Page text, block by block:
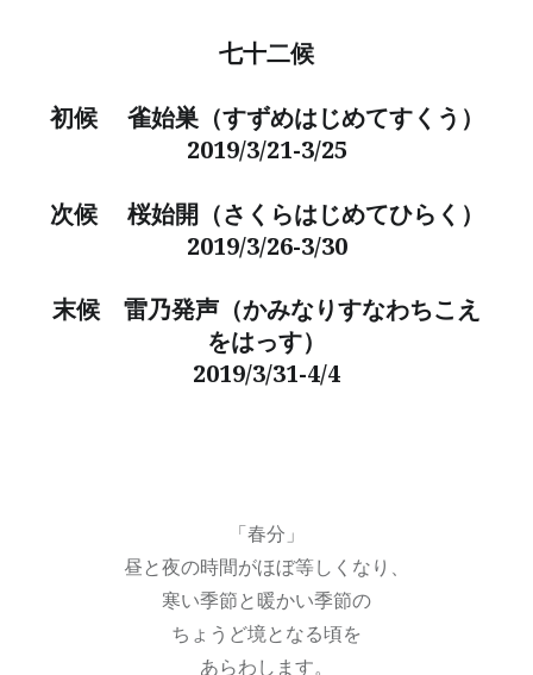
七十二候
初候 雀始巣（すずめはじめてすくう）
2019/3/21-3/25
次候 桜始開（さくらはじめてひらく）
2019/3/26-3/30
末候 雷乃発声（かみなりすなわちこえ
をはっす）
2019/3/31-4/4
「春分」
昼と夜の時間がほぼ等しくなり、
寒い季節と暖かい季節の
ちょうど境となる頃を
あらわします。